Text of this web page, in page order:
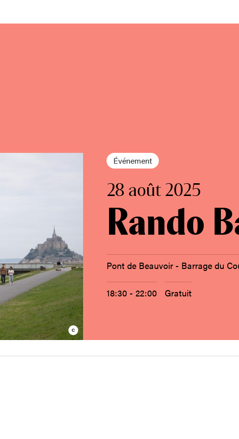
Événement
28 août 2025
Rando
Pont de Beauvoir - Barrage du
18:30 - 22:00 Gratuit